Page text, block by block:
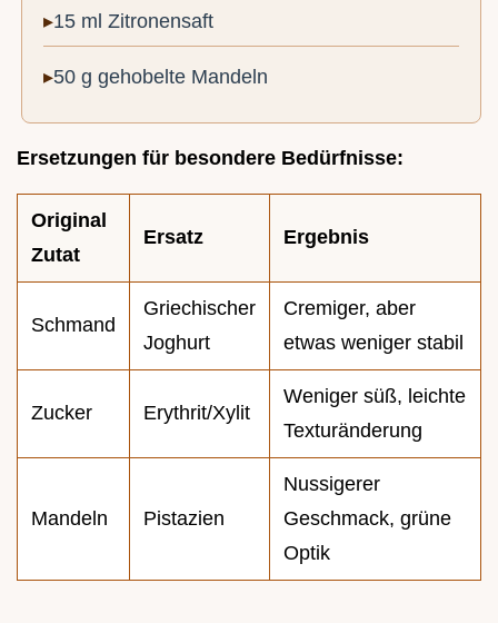
15 ml Zitronensaft
50 g gehobelte Mandeln
Ersetzungen für besondere Bedürfnisse:
Original
Zutat
Ersatz Ergebnis
Schmand
Griechischer
Joghurt
Cremiger, aber
etwas weniger stabil
Zucker Erythrit/Xylit
Weniger süß, leichte
Texturänderung
Mandeln Pistazien
Nussigerer
Geschmack, grüne
Optik